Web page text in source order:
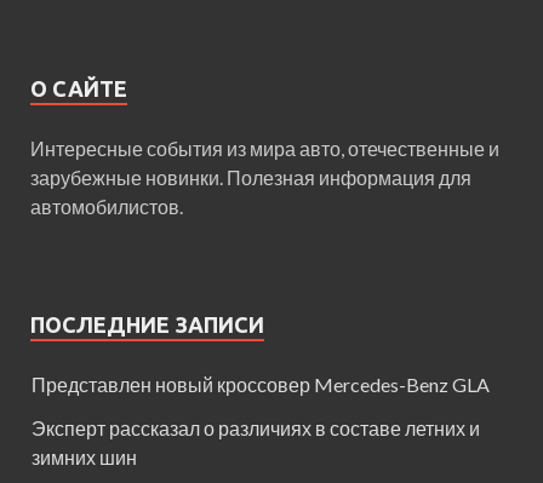
О САЙТЕ
Интересные события из мира авто, отечественные и
зарубежные новинки. Полезная информация для
автомобилистов.
ПОСЛЕДНИЕ ЗАПИСИ
Представлен новый кроссовер Mercedes-Benz GLA
Эксперт рассказал о различиях в составе летних и
зимних шин